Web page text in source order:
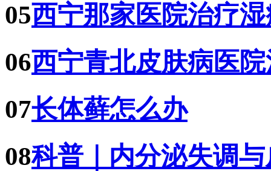
05西宁那家医院治疗
06西宁青北皮肤病医
07长体藓怎么办
08科普｜内分泌失调